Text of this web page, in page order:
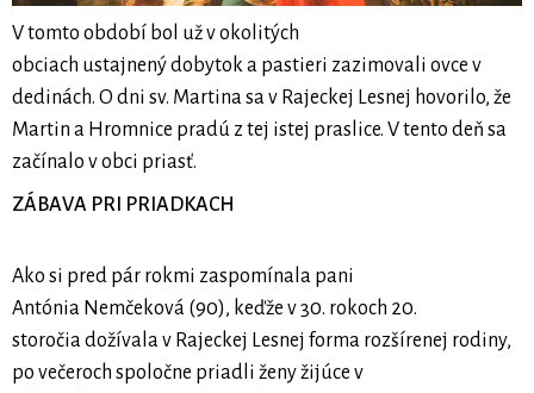
V tomto období bol už v okolitých
obciach ustajnený dobytok a pastieri zazimovali ovce v
dedinách. O dni sv. Martina sa v Rajeckej Lesnej hovorilo, že
Martin a Hromnice pradú z tej istej praslice. V tento deň sa
začínalo v obci priasť.
ZÁBAVA PRI PRIADKACH
Ako si pred pár rokmi zaspomínala pani
Antónia Nemčeková (90), keďže v 30. rokoch 20.
storočia dožívala v Rajeckej Lesnej forma rozšírenej rodiny,
po večeroch spoločne priadli ženy žijúce v